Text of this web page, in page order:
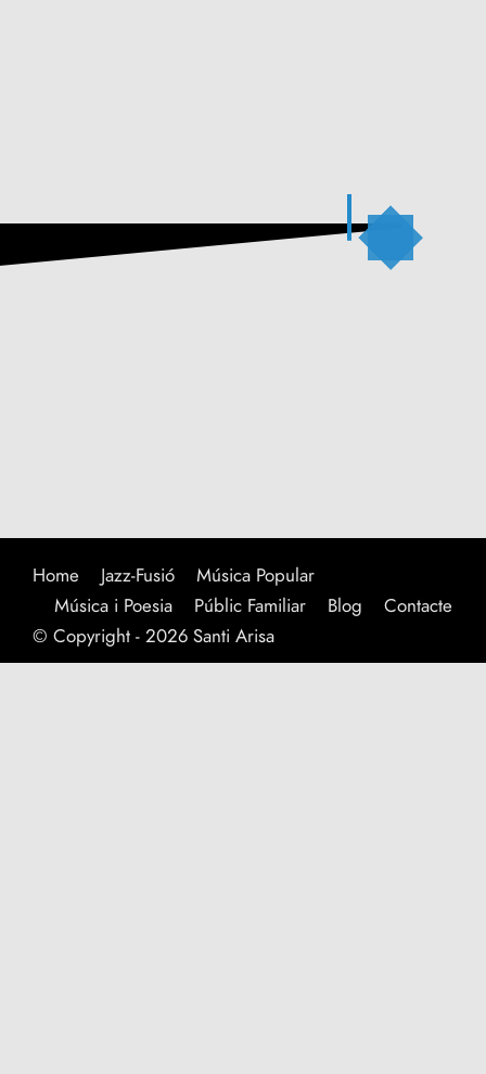
Home Jazz-Fusió
Música Popular
Música i Poesia
Públic Familiar Blog
Contacte
© Copyright - 2026 Santi Arisa